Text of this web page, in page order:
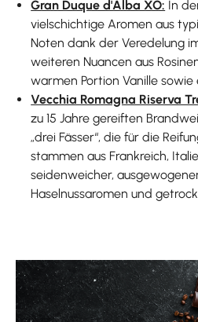
Gran Duque d'Alba XO: In
vielschichtige Aromen aus
Noten dank der Veredelung
weiteren Nuancen aus
warmen Portion Vanille sowie
Vecchia Romagna Riserva
zu 15 Jahre gereiften
„drei Fässer“, die für die
stammen aus Frankreich,
seidenweicher,
Haselnussaromen und